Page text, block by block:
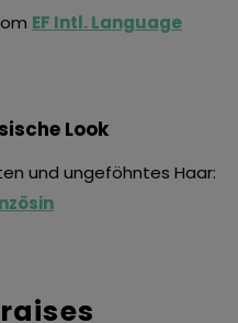
EF Intl. Language
Look
und ungeföhntes Haar: